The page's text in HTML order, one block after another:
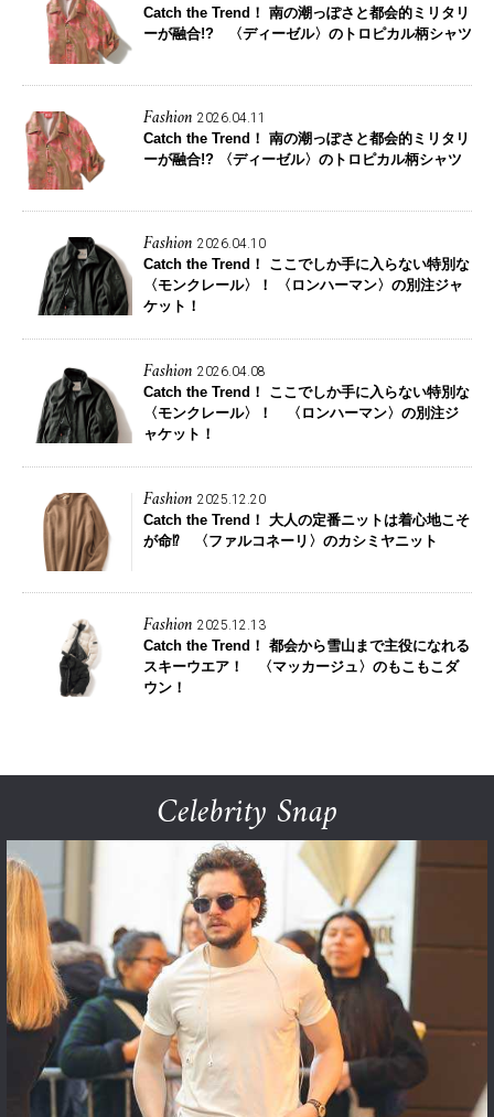
Catch the Trend！ 南の潮っぽさと都会的ミリタリ
ーが融合!? 〈ディーゼル〉のトロピカル柄シャツ
Fashion 2026.04.11
Catch the Trend！ 南の潮っぽさと都会的ミリタリ
ーが融合!? 〈ディーゼル〉のトロピカル柄シャツ
Fashion 2026.04.10
Catch the Trend！
ここでしか手に入らない特別な
〈モンクレール〉！ 〈ロンハーマン〉の別注ジャ
ケット！
Fashion 2026.04.08
Catch the Trend！
ここでしか手に入らない特別な
〈モンクレール〉！ 〈ロンハーマン〉の別注ジ
ャケット！
Fashion 2025.12.20
Catch the Trend！ 大人の定番ニットは着心地こそ
が命⁉ 〈ファルコネーリ〉のカシミヤニット
Fashion 2025.12.13
Catch the Trend！ 都会から雪山まで主役になれる
スキーウエア！ 〈マッカージュ〉のもこもこダ
ウン！
Celebrity Snap